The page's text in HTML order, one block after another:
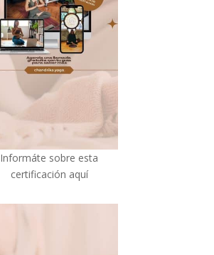
Informáte sobre esta
certificación aquí